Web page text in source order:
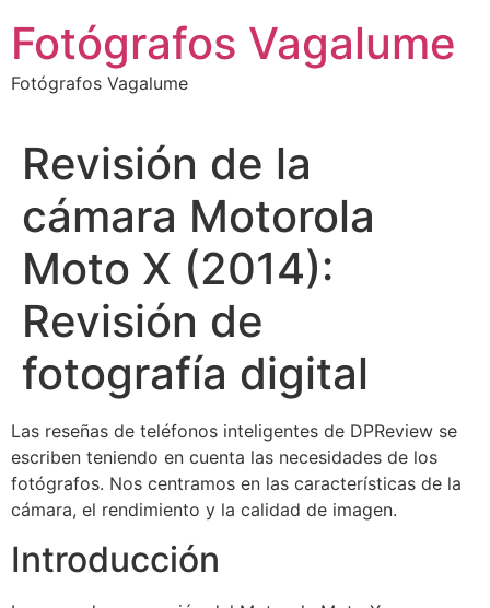
contenido
Fotógrafos Vagalume
Fotógrafos Vagalume
Revisión de la
cámara Motorola
Moto X (2014):
Revisión de
fotografía digital
Las reseñas de teléfonos inteligentes de DPReview se
escriben teniendo en cuenta las necesidades de los
fotógrafos. Nos centramos en las características de la
cámara, el rendimiento y la calidad de imagen.
Introducción